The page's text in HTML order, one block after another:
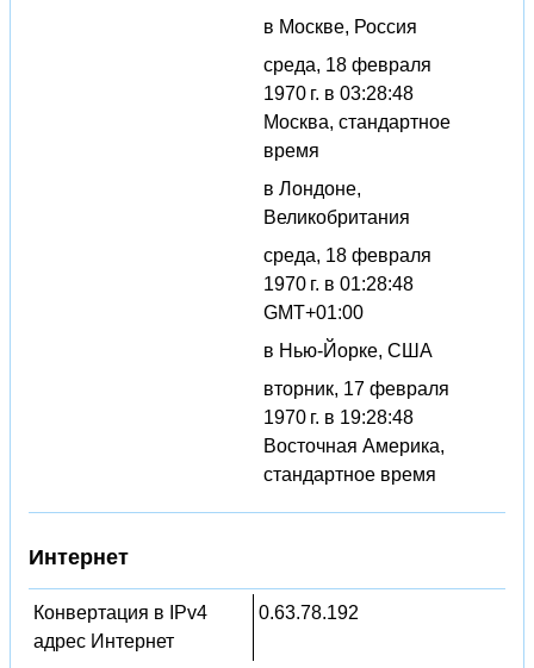
в Москве, Россия
среда, 18 февраля
1970 г. в 03:28:48
Москва, стандартное
время
в Лондоне,
Великобритания
среда, 18 февраля
1970 г. в 01:28:48
GMT+01:00
в Нью-Йорке, США
вторник, 17 февраля
1970 г. в 19:28:48
Восточная Америка,
стандартное время
Интернет
Конвертация в IPv4
адрес Интернет
0.63.78.192